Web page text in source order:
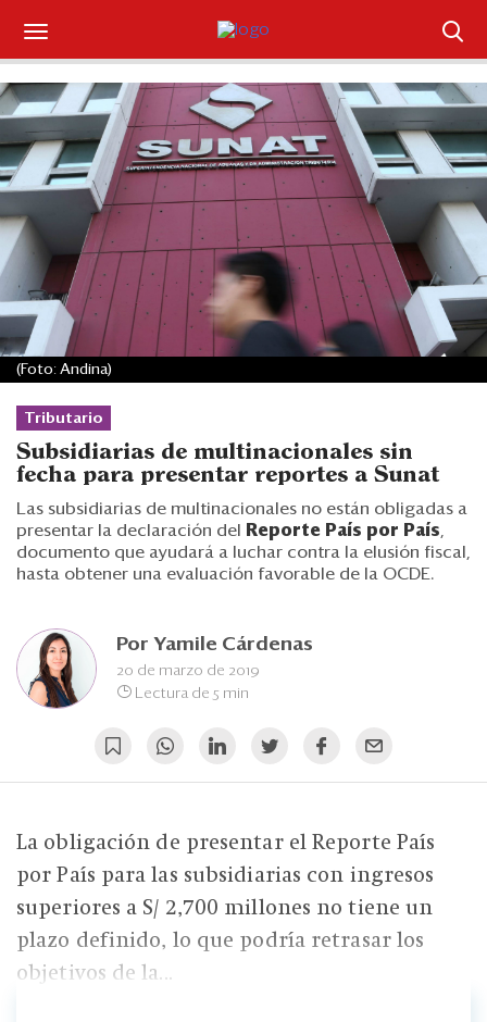
Suscríbase
Iniciar sesión
Portada
¿Qué está pasando?
Sectores y Empresas
Management
Economía y Finanzas
Eventos
Blogs
Edición Impresa
Tributario
Subsidiarias de multinacionales sin
fecha para presentar reportes a Sunat
Las subsidiarias de multinacionales no están obligadas a
presentar la declaración del
Reporte País por País
documento que ayudará a luchar contra la elusión fiscal,
hasta obtener una evaluación favorable de la OCDE.
Por Yamile Cárdenas
20 de marzo de 2019
Lectura de 5 min
(Foto: Andina)
La obligación de presentar el Reporte País
por País para las subsidiarias con ingresos
superiores a S/ 2,700 millones no tiene un
plazo definido, lo que podría retrasar los
objetivos de la...